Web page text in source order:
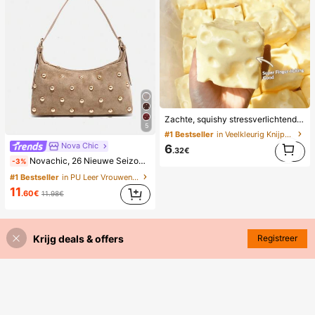
5
Nova Chic
-3% Novachic, 26 Nieuwe Seizoen, 1 Stuk Klinknagel Decoratie, Ritssluiting, Verstelbare Schouderband, Dames Onderarmtas, Schoudertas. Geschikt voor Diverse Gelegenheden, Esthetisch
#1 Bestseller in PU Leer Vrouwen Avondtassen
11.60€ 11.98€
Zachte, squishy stressverlichtende speelgoed in de vorm van een dumpling met zoete melkgeur, 5 cm, schattig en leuk om te knijpen, modieus en praktisch cadeau, geschikt voor verjaardag, Pasen, Halloween, Kerstmis en diverse feestcadeaus, stemmingsverbeterend
#1 Bestseller in Veelkleurig Knijpspeelgoed voor tieners
6.32€
1
Krijg deals & offers Registreer